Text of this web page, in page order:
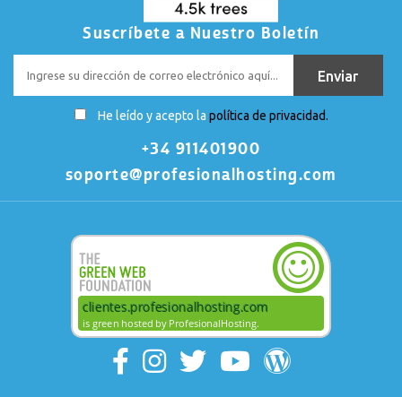
Suscríbete a Nuestro Boletín
He leído y acepto la política de privacidad.
+34 911401900
soporte@profesionalhosting.com